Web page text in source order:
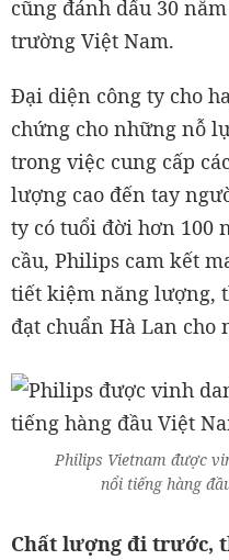
cũng đánh dấu 30
trường Việt Nam.
Đại diện công ty cho
chứng cho những nỗ
trong việc cung cấp
lượng cao đến tay
ty có tuổi đời hơn 100
cầu, Philips cam kết
tiết kiệm năng lượng,
đạt chuẩn Hà Lan cho
Philips Vietnam được
nổi tiếng hàng
Chất lượng đi trước,